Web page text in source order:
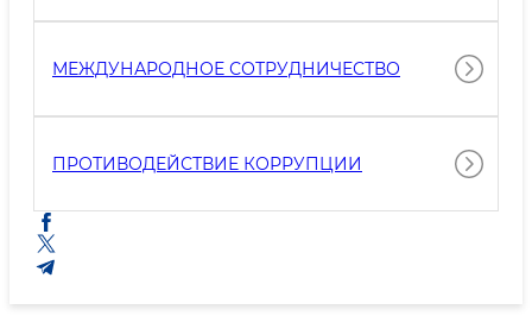
МЕЖДУНАРОДНОЕ СОТРУДНИЧЕСТВО
ПРОТИВОДЕЙСТВИЕ КОРРУПЦИИ